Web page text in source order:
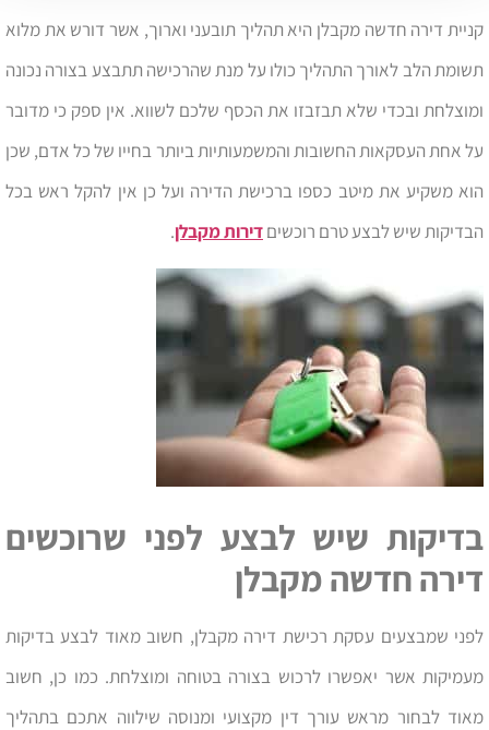
קניית דירה חדשה מקבלן היא תהליך תובעני וארוך, אשר דורש את מלוא
תשומת הלב לאורך התהליך כולו על מנת שהרכישה תתבצע בצורה נכונה
ומוצלחת ובכדי שלא תבזבזו את הכסף שלכם לשווא. אין ספק כי מדובר
על אחת העסקאות החשובות והמשמעותיות ביותר בחייו של כל אדם, שכן
הוא משקיע את מיטב כספו ברכישת הדירה ועל כן אין להקל ראש בכל
הבדיקות שיש לבצע טרם רוכשיםדירות מקבלן.
בדיקות שיש לבצע לפני שרוכשים
דירה חדשה מקבלן
לפני שמבצעים עסקת רכישת דירה מקבלן, חשוב מאוד לבצע בדיקות
מעמיקות אשר יאפשרו לרכוש בצורה בטוחה ומוצלחת. כמו כן, חשוב
מאוד לבחור מראש עורך דין מקצועי ומנוסה שילווה אתכם בתהליך